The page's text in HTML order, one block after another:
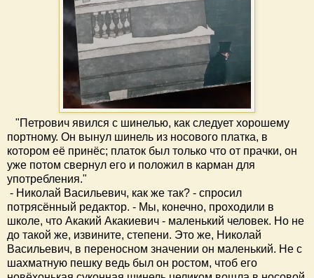
"Петрович явился с шинелью, как следует хорошему
портному. Он вынул шинель из носового платка, в
котором её принёс; платок был только что от прачки, он
уже потом свернул его и положил в карман для
употребления."
- Николай Васильевич, как же так? - спросил
потрясённый редактор. - Мы, конечно, проходили в
школе, что Акакий Акакиевич - маленький человек. Но не
до такой же, извините, степени. Это же, Николай
Васильевич, в переносном значении он маленький. Не с
шахматную пешку ведь был он ростом, чтоб его